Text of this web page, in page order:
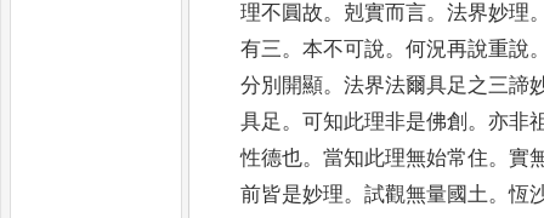
理不圓故。 剋實而言。法界妙理
有三。本不可說。何況再說重說
分別開顯。法界法爾具足之三諦
具足。可知此理非是佛創 。亦非
性德也。當知此理無始常住。實
前皆是妙理。試觀無量國土。恆